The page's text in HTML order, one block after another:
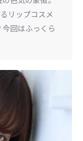
リップコスメ
回はふっくら